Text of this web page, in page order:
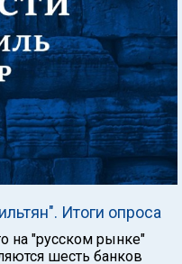
Итоги опроса
на "русском рынке"
шесть банков